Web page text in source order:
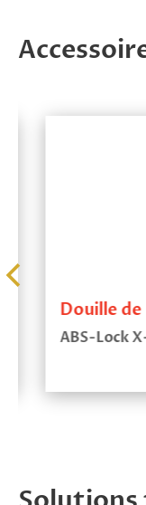
Douille de
ABS-Lock X-